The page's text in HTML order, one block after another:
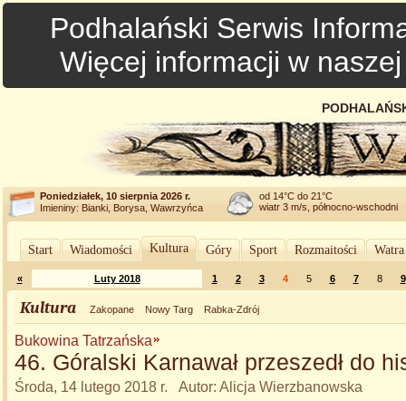
Podhalański Serwis
Więcej informacji w
Poniedziałek, 10 sierpnia 2026 r.
Imieniny: Bianki, Borysa, Wawrzyńca
od 14°C do 21°C
wiatr 3 m/s, północno-wschodni
Start Wiadomości Kultura Góry Sport Rozmaitości
« Luty 2018 1 2 3 4 5 6 7 8 9
Kultura Zakopane Nowy Targ Rabka-Zdrój
Bukowina Tatrzańska
46. Góralski Karnawał przeszedł do
Środa, 14 lutego 2018 r. Autor: Alicja Wierzbanowska